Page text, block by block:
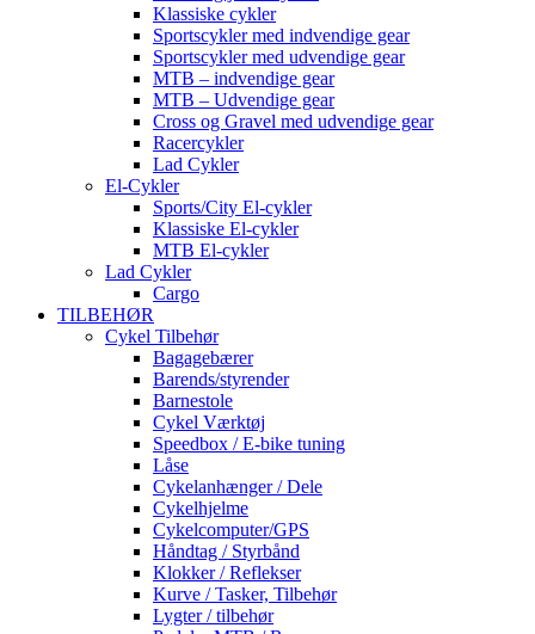
Klassiske cykler
Sportscykler med indvendige gear
Sportscykler med udvendige gear
MTB – indvendige gear
MTB – Udvendige gear
Cross og Gravel med udvendige gear
Racercykler
Lad Cykler
El-Cykler
Sports/City El-cykler
Klassiske El-cykler
MTB El-cykler
Lad Cykler
Cargo
TILBEHØR
Cykel Tilbehør
Bagagebærer
Barends/styrender
Barnestole
Cykel Værktøj
Speedbox / E-bike tuning
Låse
Cykelanhænger / Dele
Cykelhjelme
Cykelcomputer/GPS
Håndtag / Styrbånd
Klokker / Reflekser
Kurve / Tasker, Tilbehør
Lygter / tilbehør